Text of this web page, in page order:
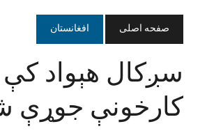
صفحه اصلی افغانستان
کارخونې جوړې